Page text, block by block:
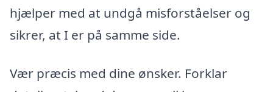
hjælper med at undgå misforståelser og
sikrer, at I er på samme side.
Vær præcis med dine ønsker. Forklar